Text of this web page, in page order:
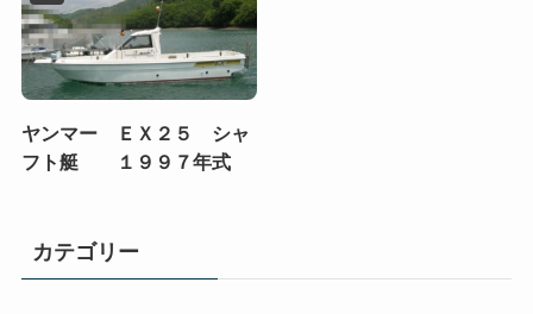
ヤンマー ＥＸ２５ シャ
フト艇 １９９７年式
カテゴリー